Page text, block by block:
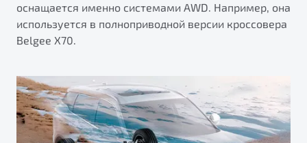
оснащается именно системами AWD. Например, она
используется в полноприводной версии кроссовера
Belgee X70.